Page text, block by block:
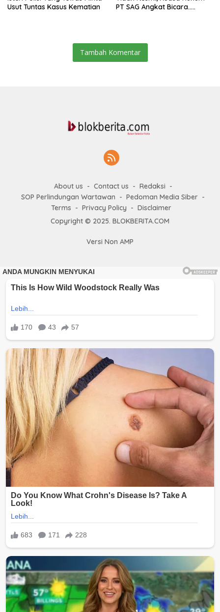
Usut Tuntas Kasus Kematian
PT SAG Angkat Bicara…..
Tambah Komentar
About us Contact us
Redaksi
SOP Perlindungan Wartawan
Pedoman Media Siber
Terms
Privacy Policy
Disclaimer
Copyright © 2025. BLOKBERITA.COM
Versi Non AMP